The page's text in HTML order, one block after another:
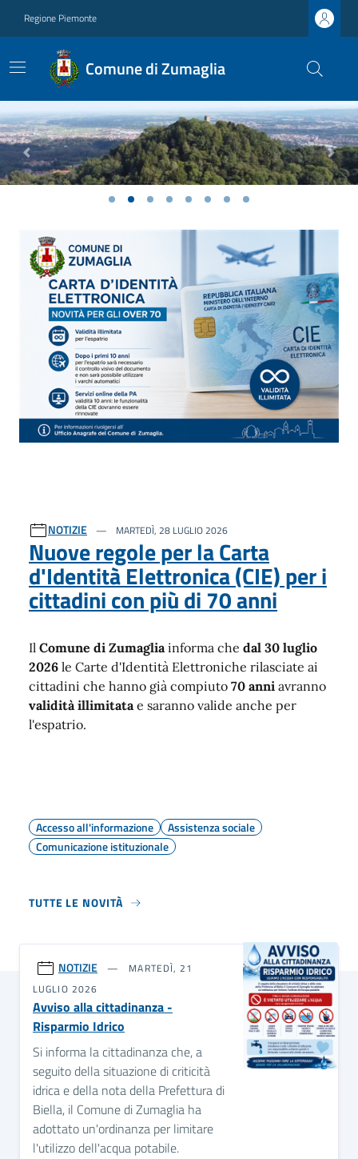
Regione Piemonte
Comune di Zumaglia
Previous Next
Ultime notizie
NOTIZIE MARTEDÌ, 28 LUGLIO 2026
Nuove regole per la Carta
d'Identità Elettronica (CIE) per i
cittadini con più di 70 anni
Il Comune di Zumagliainforma che dal 30 luglio
2026 le Carte d'Identità Elettroniche rilasciate ai
cittadini che hanno già compiuto 70 anni avranno
validità illimitatae saranno valide anche per
l'espatrio.
Accesso all'informazione
Assistenza sociale
Comunicazione istituzionale
TUTTE LE NOVITÀ
NOTIZIE
MARTEDÌ, 21
LUGLIO 2026
Avviso alla cittadinanza -
Risparmio Idrico
Si informa la cittadinanza che, a
seguito della situazione di criticità
idrica e della nota della Prefettura di
Biella, il Comune di Zumaglia ha
adottato un'ordinanza per limitare
l'utilizzo dell'acqua potabile.